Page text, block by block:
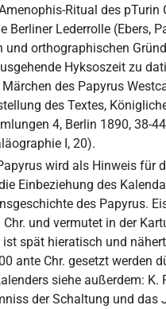
Ritual des pTurin
Lederrolle (Ebers,
orthographischen
Hyksoszeit zu
des Papyrus
des Textes,
4, Berlin 1890, 38-
I, 20).
wird als Hinweis für
Einbeziehung des
des Papyrus.
und vermutet in der
spät hieratisch und
ante Chr. gesetzt werden
siehe außerdem: K.
der Schaltung und das